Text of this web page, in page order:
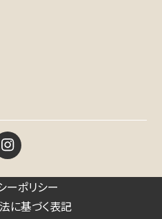
ーポリシー
に基づく表記